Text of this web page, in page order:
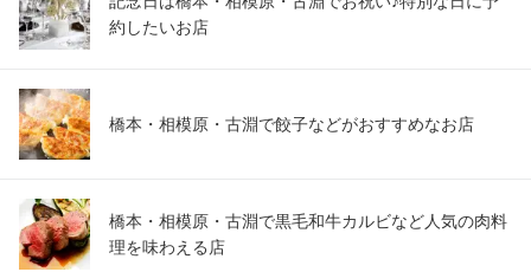
約したいお店
橋本・相模原・古淵で餃子などがおすすめなお店
橋本・相模原・古淵で黒毛和牛カルビなど人気の肉料
理を味わえる店